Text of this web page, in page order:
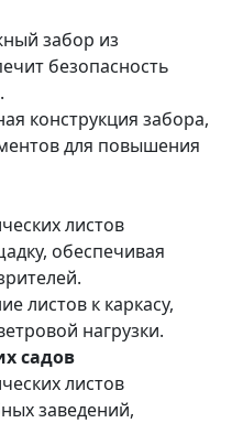
забор из
безопасность
конструкция забора,
для повышения
листов
обеспечивая
листов к каркасу,
нагрузки.
садов
листов
заведений,